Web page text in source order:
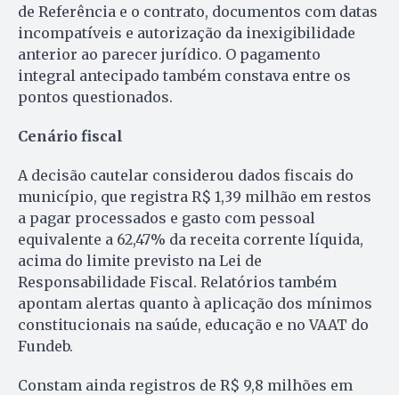
de Referência e o contrato, documentos com datas
incompatíveis e autorização da inexigibilidade
anterior ao parecer jurídico. O pagamento
integral antecipado também constava entre os
pontos questionados.
Cenário fiscal
A decisão cautelar considerou dados fiscais do
município, que registra R$ 1,39 milhão em restos
a pagar processados e gasto com pessoal
equivalente a 62,47% da receita corrente líquida,
acima do limite previsto na Lei de
Responsabilidade Fiscal. Relatórios também
apontam alertas quanto à aplicação dos mínimos
constitucionais na saúde, educação e no VAAT do
Fundeb.
Constam ainda registros de R$ 9,8 milhões em